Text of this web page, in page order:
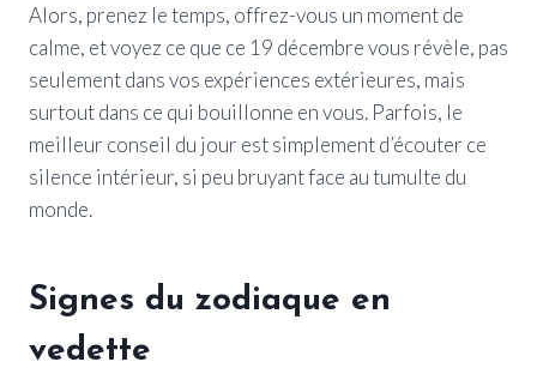
Alors, prenez le temps, offrez-vous un moment de
calme, et voyez ce que ce 19 décembre vous révèle, pas
seulement dans vos expériences extérieures, mais
surtout dans ce qui bouillonne en vous. Parfois, le
meilleur conseil du jour est simplement d’écouter ce
silence intérieur, si peu bruyant face au tumulte du
monde.
Signes du zodiaque en
vedette